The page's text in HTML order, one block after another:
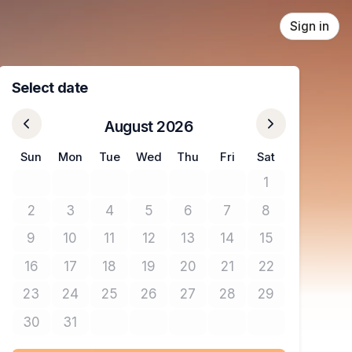
Sign in
Select date
August 2026
Sun Mon Tue Wed Thu Fri Sat
1No tickets
2No tickets available
3No tickets available
4No tickets available
5No tickets available
6No tickets available
7No tickets available
8No tickets
9No tickets available
10No tickets available
11No tickets available
12No tickets available
13No tickets available
14No tickets available
15No tickets
16No tickets available
17No tickets available
18No tickets available
19No tickets available
20No tickets available
21No tickets available
22No tickets
23No tickets available
24No tickets available
25No tickets available
26No tickets available
27No tickets available
28No tickets available
29No tickets
30No tickets available
31No tickets available